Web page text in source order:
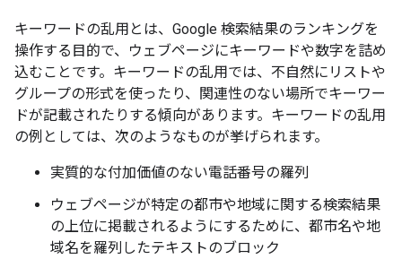
キーワードの乱用とは、Google 検索結果のランキングを
操作する目的で、ウェブページにキーワードや数字を詰め
込むことです。キーワードの乱用では、不自然にリストや
グループの形式を使ったり、関連性のない場所でキーワー
ドが記載されたりする傾向があります。キーワードの乱用
の例としては、次のようなものが挙げられます。
実質的な付加価値のない電話番号の羅列
ウェブページが特定の都市や地域に関する検索結果
の上位に掲載されるようにするために、都市名や地
域名を羅列したテキストのブロック